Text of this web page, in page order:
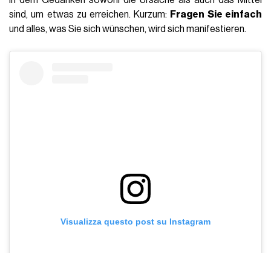
sind, um etwas zu erreichen. Kurzum: Fragen Sie einfach
und alles, was Sie sich wünschen, wird sich manifestieren.
Visualizza questo post su Instagram